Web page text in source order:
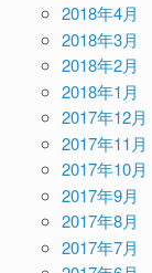
2018年4月
2018年3月
2018年2月
2018年1月
2017年12月
2017年11月
2017年10月
2017年9月
2017年8月
2017年7月